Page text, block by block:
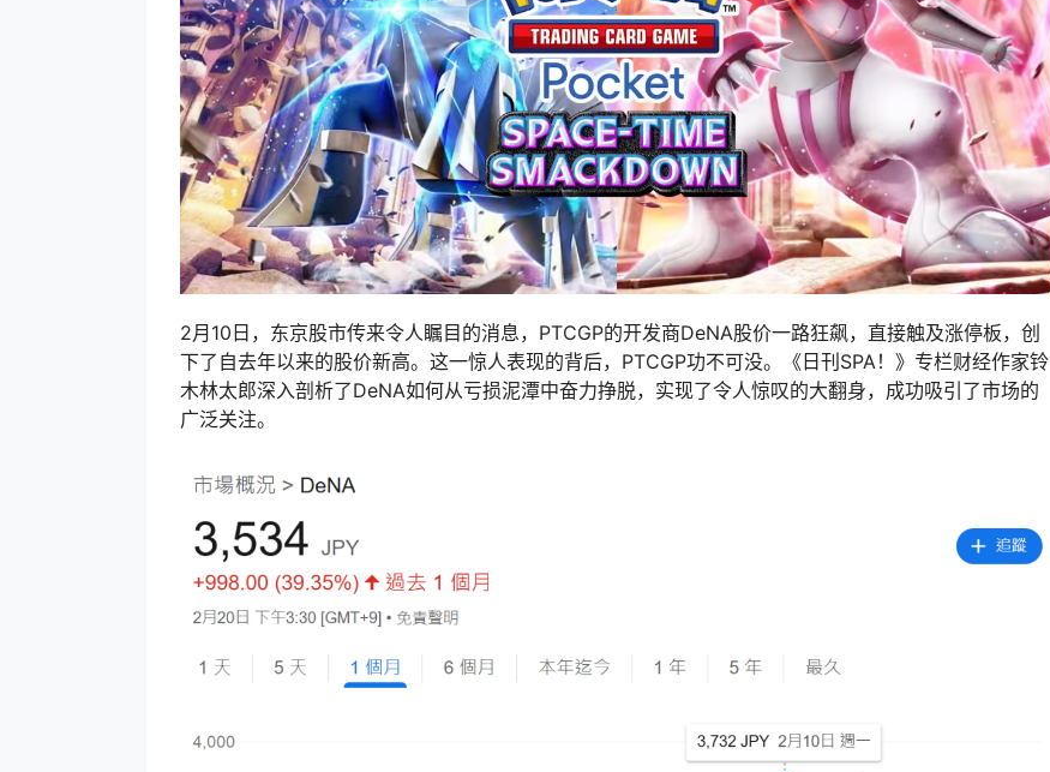
2月10日，东京股市传来令人瞩目的消息，PTCGP的开发商DeNA股价一路狂飙，直接触及涨停板，创
下了自去年以来的股价新高。这一惊人表现的背后，PTCGP功不可没。《日刊SPA！》专栏财经作家铃
木林太郎深入剖析了DeNA如何从亏损泥潭中奋力挣脱，实现了令人惊叹的大翻身，成功吸引了市场的
广泛关注。